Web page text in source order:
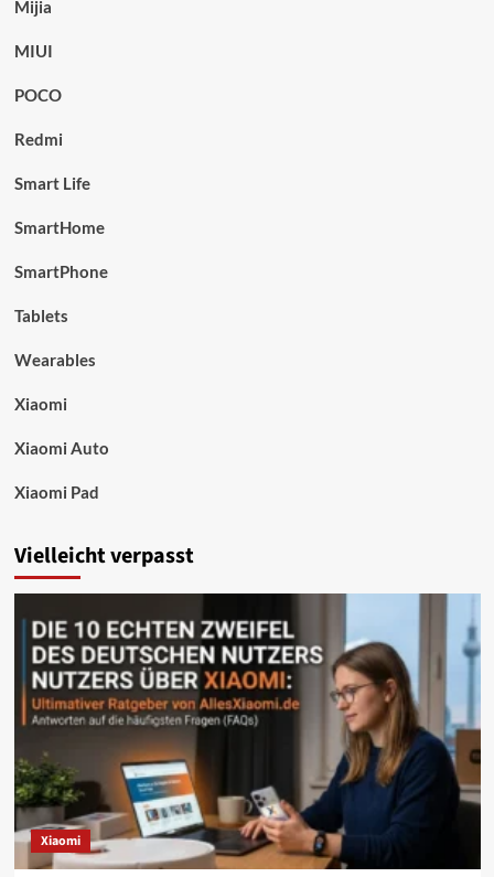
Mijia
MIUI
POCO
Redmi
Smart Life
SmartHome
SmartPhone
Tablets
Wearables
Xiaomi
Xiaomi Auto
Xiaomi Pad
Vielleicht verpasst
Xiaomi